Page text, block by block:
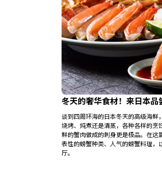
冬天的奢华食材！来日本品
谈到四周环海的日本冬天的高级海鲜
烧烤、炖煮还是清蒸，各种各样的烹
鲜的蟹肉做成的刺身更是极品。在这
表性的螃蟹种类、人气的螃蟹料理，
厅。